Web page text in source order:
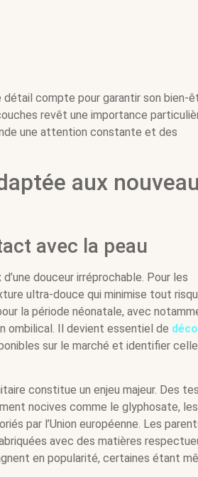
détail compte pour garantir son bien-
revêt une importance
une attention constante et des
aux
avec la peau
douceur irréprochable. Pour les
ultra-douce qui minimise tout
la période néonatale, avec
ombilical. Il devient essentiel de
sur le marché et identifier
constitue un enjeu majeur. Des
nocives comme le glyphosate, les
par l’Union européenne. Les
avec des matières
en popularité, certaines étant